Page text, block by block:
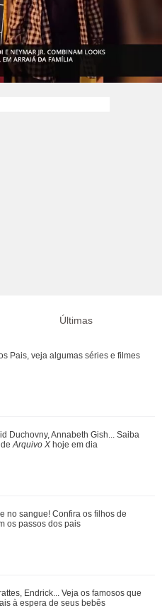
para Ana Castela durante show e
Preta Gil prestam homenagem à
ela completaria 5...
Gustavo... Saiba onde estão as
as cenas de sexo foram reais
Últimas
Pais, veja algumas séries e filmes
Duchovny, Annabeth Gish... Saiba
deArquivo X hoje em dia
no sangue! Confira os filhos de
os passos dos pais
Endrick... Veja os famosos que
à espera de seus bebês